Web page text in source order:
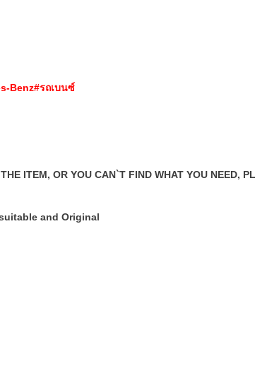
Benz#รถเบนซ์
ITEM, OR YOU CAN`T FIND WHAT YOU NEED,
and Original